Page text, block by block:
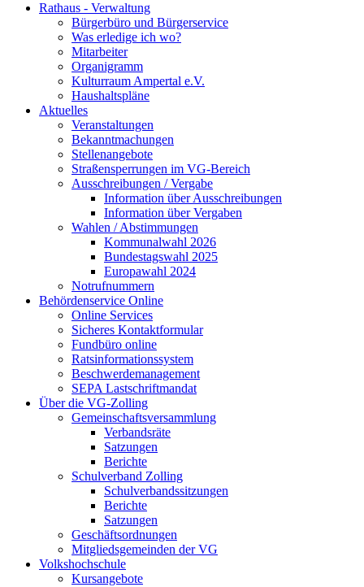
Rathaus - Verwaltung
Bürgerbüro und Bürgerservice
Was erledige ich wo?
Mitarbeiter
Organigramm
Kulturraum Ampertal e.V.
Haushaltspläne
Aktuelles
Veranstaltungen
Bekanntmachungen
Stellenangebote
Straßensperrungen im VG-Bereich
Ausschreibungen / Vergabe
Information über Ausschreibungen
Information über Vergaben
Wahlen / Abstimmungen
Kommunalwahl 2026
Bundestagswahl 2025
Europawahl 2024
Notrufnummern
Behördenservice Online
Online Services
Sicheres Kontaktformular
Fundbüro online
Ratsinformationssystem
Beschwerdemanagement
SEPA Lastschriftmandat
Über die VG-Zolling
Gemeinschaftsversammlung
Verbandsräte
Satzungen
Berichte
Schulverband Zolling
Schulverbandssitzungen
Berichte
Satzungen
Geschäftsordnungen
Mitgliedsgemeinden der VG
Volkshochschule
Kursangebote